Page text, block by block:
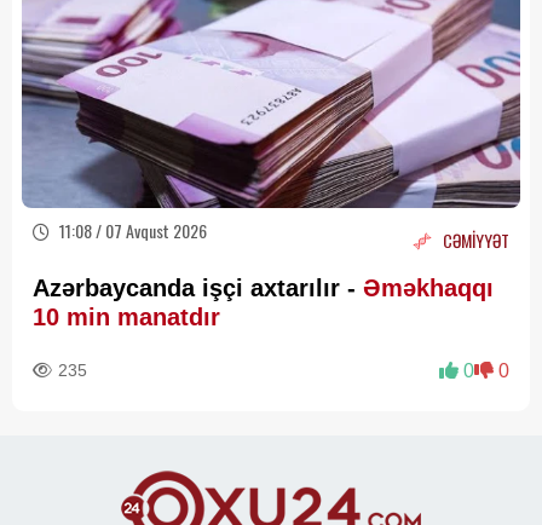
11:08 / 07 Avqust 2026 CƏMİYYƏT
Azərbaycanda işçi axtarılır - Əməkhaqqı
10 min manatdır
235 0 0